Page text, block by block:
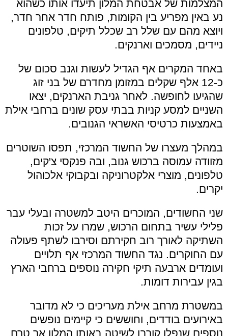
המצלמות של אבטחת המלון תיעדו אותו כשהוא
נע באין מפריע בין הקומות, פותח חדר אחר חדר,
ויוצא מהם עם שלל רב שכלל תיקים, טלפונים
ניידים, מסמכים וארנקים.
באחד המקרים אף הגדיל לעשות וגנב סכום של
כ-12 אלף שקלים במזומן מחדרם של בני זוג
שהגיעו לחופשה. לאחר גניבת הארנקים, יצאו
השניים למסע קניות בבתי עסק שונים ברחבי אילת
באמצעות כרטיסי האשראי הגנובים.
במהלך מעצרו של החשוד המרכזי, תפסו השוטרים
מזוודה עמוסה ברכוש גנוב, ובה פנקסי צ'קים,
טלפונים, מוצרי אלקטרוניקה ובקבוקי אלכוהול
יקרים.
שני החשודים, המוכרים היטב למשטרה ובעלי עבר
פלילי עשיר בתחום הרכוש, שמרו על זכות
השתיקה לאורך רוב חקירתם וסירבו לשתף פעולה
עם החוקרים. נגד החשוד המרכזי אף תלויים
ועומדים ארבעה תיקי חקירה נוספים ברחבי הארץ
בגין עבירות דומות.
במשטרת מרחב אילת מעריכים כי לא מדובר
באירועים בודדים, וחוששים כי קיימים נופשים
נוספים שנפלו קורבן לשיטה באותו המלון אך טרם